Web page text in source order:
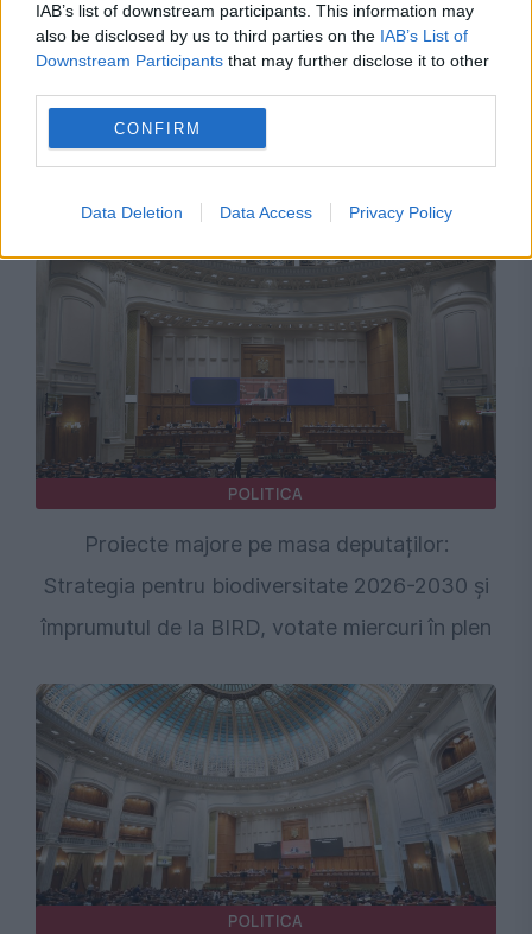
IAB’s list of downstream participants. This information may
also be disclosed by us to third parties on the IAB’s List of
Downstream Participants that may further disclose it to other
CONFIRM
Data Deletion Data Access Privacy Policy
POLITICA
Sorin Grindeanu: Parlamentul a evitat
deblocat 16,7 miliarde din SAFE
POLITICA
Proiecte majore pe masa deputaților:
Strategia pentru biodiversitate 2026-2030 și
împrumutul de la BIRD, votate miercuri în plen
POLITICA